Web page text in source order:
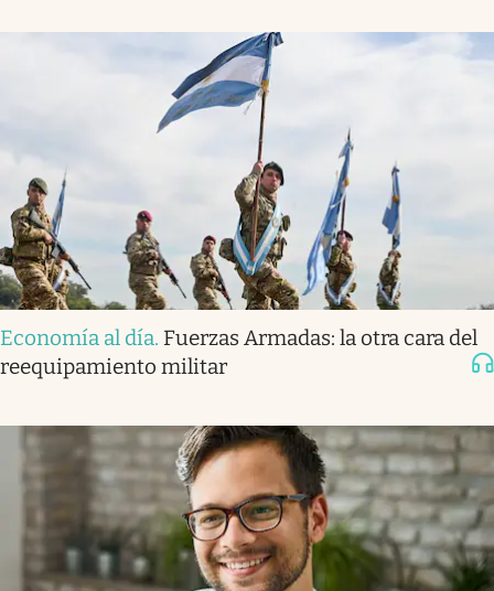
Economía al día. Fuerzas Armadas: la otra cara del
reequipamiento militar